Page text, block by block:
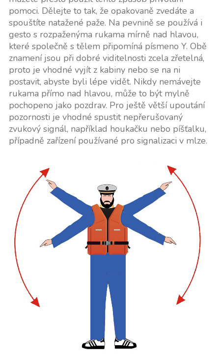
pomoci. Dělejte to tak, že opakovaně zvedáte a
spouštíte natažené paže. Na pevnině se používá i
gesto s rozpaženýma rukama mírně nad hlavou,
které společně s tělem připomíná písmeno Y. Obě
znamení jsou při dobré viditelnosti zcela zřetelná,
proto je vhodné vyjít z kabiny nebo se na ni
postavit, abyste byli lépe vidět. Nikdy nemávejte
rukama přímo nad hlavou, může to být mylně
pochopeno jako pozdrav. Pro ještě větší upoutání
pozornosti je vhodné spustit nepřerušovaný
zvukový signál, například houkačku nebo píšťalku,
případně zařízení používané pro signalizaci v mlze.